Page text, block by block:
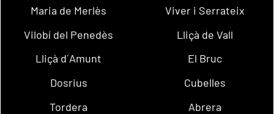
Maria de Merlès
Viver i Serrateix
Vilobí del Penedès
Lliçà de Vall
Lliçà d´Amunt
El Bruc
Dosrius
Cubelles
Tordera
Abrera